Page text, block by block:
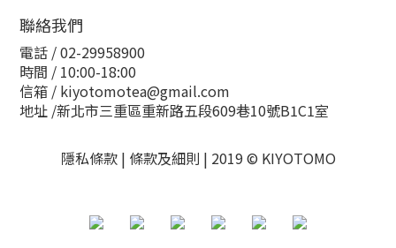
聯絡我們
電話 / 02-29958900
時間 / 10:00-18:00
信箱 / kiyotomotea@gmail.com
地址 /新北市三重區重新路五段609巷10號B1C1室
隱私條款| 條款及細則 | 2019 © KIYOTOMO